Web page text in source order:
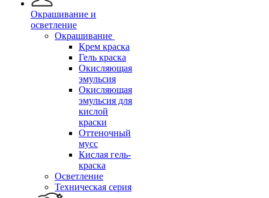
Окрашивание и
осветление
Окрашивание
Крем краска
Гель краска
Окисляющая
эмульсия
Окисляющая
эмульсия для
кислой
краски
Оттеночный
мусс
Кислая гель-
краска
Осветление
Техническая серия